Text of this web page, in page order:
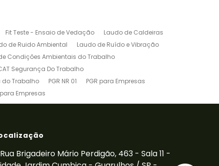
Fit Teste - Ensaio de Vedação
Laudo de Caldeiras
de Ruido Ambiental
Laudo de Ruído e Vibração
Condições Ambientais do Trabalho
Segurança Do Trabalho
do Trabalho PGR NR 01
PGR para Empresas
Empresas
para Empresas
Treinamento de Cipa
Rua Brigadeiro Mário Perdigão, 463 - Sala 11 -